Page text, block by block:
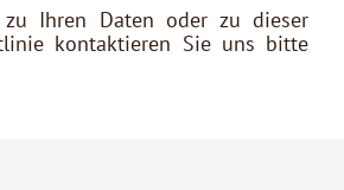
zu Ihren Daten oder zu dieser
kontaktieren Sie uns bitte